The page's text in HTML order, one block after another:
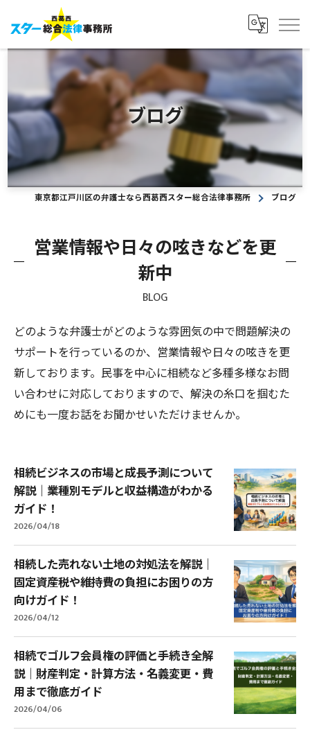
ブログ
東京都江戸川区の弁護士なら西葛西スター総合法律事務所 ブログ
営業情報や日々の呟きなどを更
新中
BLOG
どのような弁護士がどのような雰囲気の中で問題解決の
サポートを行っているのか、営業情報や日々の呟きを更
新しております。民事を中心に相続など多種多様なお問
い合わせに対応しておりますので、解決の糸口を掴むた
めにも一度お話をお聞かせいただけませんか。
相続ビジネスの市場と成長予測について
解説｜業種別モデルと収益構造がわかる
ガイド！
2026/04/18
相続した売れない土地の対処法を解説｜
固定資産税や維持費の負担にお困りの方
向けガイド！
2026/04/12
相続でゴルフ会員権の評価と手続き全解
説｜財産判定・計算方法・名義変更・費
用まで徹底ガイド
2026/04/06